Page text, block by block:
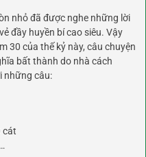
nhỏ đã được nghe những lời
đầy huyền bí cao siêu. Vậy
30 của thế kỷ này, câu chuyện
bất thành do nhà cách
những câu:
cát